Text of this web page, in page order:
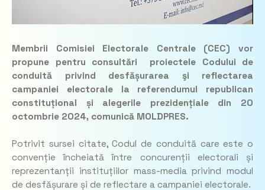
Membrii Comisiei Electorale Centrale (CEC) vor
propune pentru consultări proiectele Codului de
conduită privind desfășurarea şi reflectarea
campaniei electorale la referendumul republican
constituțional și alegerile prezidențiale din 20
octombrie 2024, comunică MOLDPRES.
Potrivit sursei citate, Codul de conduită care este o
convenție încheiată între concurenții electorali și
reprezentanții instituțiilor mass-media privind modul
de desfășurare și de reflectare a campaniei electorale.